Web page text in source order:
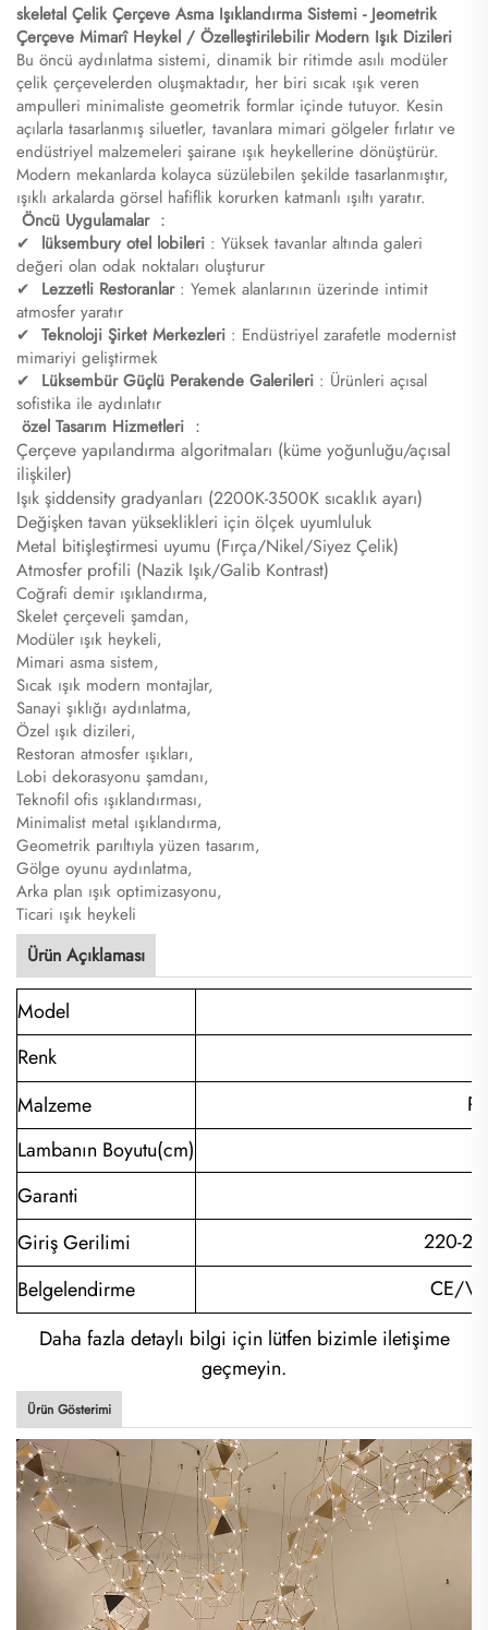
skeletal Çelik Çerçeve Asma Işıklandırma Sistemi - Jeometrik
Çerçeve Mimarî Heykel / Özelleştirilebilir Modern Işık Dizileri
Bu öncü aydınlatma sistemi, dinamik bir ritimde asılı modüler
çelik çerçevelerden oluşmaktadır, her biri sıcak ışık veren
ampulleri minimaliste geometrik formlar içinde tutuyor. Kesin
açılarla tasarlanmış siluetler, tavanlara mimari gölgeler fırlatır ve
endüstriyel malzemeleri şairane ışık heykellerine dönüştürür.
Modern mekanlarda kolayca süzülebilen şekilde tasarlanmıştır,
ışıklı arkalarda görsel hafiflik korurken katmanlı ışıltı yaratır.
​Öncü Uygulamalar​ ：
✔ ​ lüksembury otel lobileri ​: Yüksek tavanlar altında galeri
değeri olan odak noktaları oluşturur
✔ ​ ​Lezzetli Restoranlar​ ​: Yemek alanlarının üzerinde intimit
atmosfer yaratır
✔ ​ ​Teknoloji Şirket Merkezleri​ ​: Endüstriyel zarafetle modernist
mimariyi geliştirmek
✔ ​ ​Lüksembür Güçlü Perakende Galerileri​ ​: Ürünleri açısal
sofistika ile aydınlatır
özel Tasarım Hizmetleri ：
Çerçeve yapılandırma algoritmaları (küme yoğunluğu/açısal
ilişkiler)
Işık şiddensity gradyanları (2200K-3500K sıcaklık ayarı)
Değişken tavan yükseklikleri için ölçek uyumluluk
Metal bitişleştirmesi uyumu (Fırça/Nikel/Siyez Çelik)
Atmosfer profili (Nazik Işık/Galib Kontrast)​
Coğrafi demir ışıklandırma,
Skelet çerçeveli şamdan,
Modüler ışık heykeli,
Mimari asma sistem,
Sıcak ışık modern montajlar,
Sanayi şıklığı aydınlatma,
Özel ışık dizileri,
Restoran atmosfer ışıkları,
Lobi dekorasyonu şamdanı,
Teknofil ofis ışıklandırması,
Minimalist metal ışıklandırma,
Geometrik parıltıyla yüzen tasarım,
Gölge oyunu aydınlatma,
Arka plan ışık optimizasyonu,
Ticari ışık heykeli
Ürün Açıklaması
Model
Renk
Malzeme
Lambanın Boyutu(cm)
Garanti
Giriş Gerilimi
220-
Belgelendirme
CE/
Daha fazla detaylı bilgi için lütfen bizimle iletişime
geçmeyin.
Ürün Gösterimi